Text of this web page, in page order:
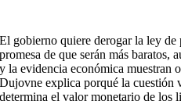
El gobierno quiere derogar la ley
promesa de que serán más baratos,
y la evidencia económica muestran
Dujovne explica porqué la cuestión
determina el valor monetario de los